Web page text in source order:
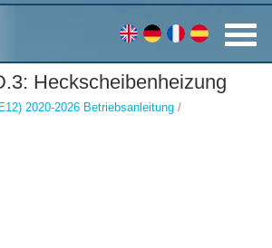
Heckscheibenheizung
2020-2026 Betriebsanleitung /